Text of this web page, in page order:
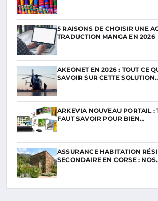
5 RAISONS DE CHOISIR UNE
TRADUCTION MANGA EN 2026
AKEONET EN 2026 : TOUT CE
SAVOIR SUR CETTE
ARKEVIA NOUVEAU PORTAIL :
FAUT SAVOIR POUR BIEN…
ASSURANCE HABITATION
SECONDAIRE EN CORSE :